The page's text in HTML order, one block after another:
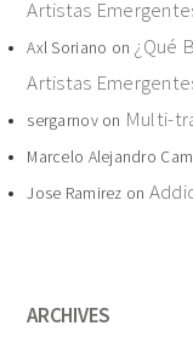
Artistas
Axl Soriano on ¿Qué
Artistas
sergarnovon Multi-
Marcelo Alejandro
Jose Ramirez on
ARCHIVES